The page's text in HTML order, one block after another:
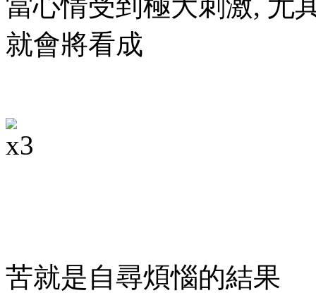
就會將看成
苦就是自尋煩惱的結果